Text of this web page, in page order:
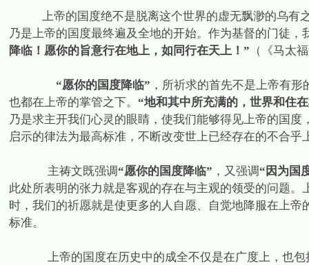
上帝的国度绝不是脱离这个世界的虚无飘渺的乌有
乃是上帝的国度最终遍及全地的开始。作为基督的门徒
降临！愿你的旨意行在地上，如同行在天上！” （《马太
“愿你的国度降临” ，所祈求的首先不是上帝有
也都在上帝的掌管之下。 “地和其中所充满的，世界和住
乃是求主开我们心灵的眼睛，使我们能够得见上帝的国
启示的律法为最高标准，不断改变世上已经存在的不合乎
主祷文既强调“愿你的国度降临” ，又强调“因为国
此处所表明的张力就是客观的存在与主观的领受的问题
时，我们的祈愿就是使更多的人自愿、自觉地降服在上
标准。
上帝的国度在历史中的成全不仅是在广度上，也